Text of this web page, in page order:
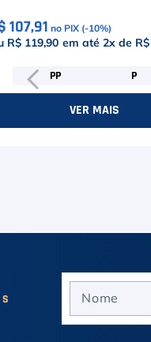
107,91 no PIX (-10%)
R$ 119,90 em até 2x de
PP P
VER MAIS